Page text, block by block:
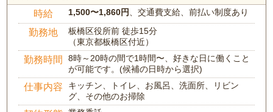
時給 1,500〜1,860円、交通費支給、前払い制度あり
勤務地
板橋区役所前 徒歩15分
（東京都板橋区付近）
勤務時間
8時～20時の間で1時間〜、好きな日に働くこと
が可能です。(候補の日時から選択)
仕事内容
キッチン、トイレ、お風呂、洗面所、リビン
グ、その他のお掃除